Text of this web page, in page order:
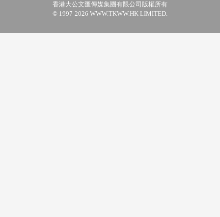
香港大公文匯傳媒集團有限公司版權所有
© 1997-2026 WWW.TKWW.HK LIMITED.